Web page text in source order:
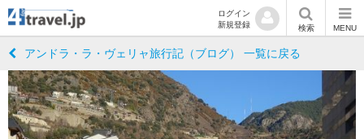
ログイン
新規登録
検索 MENU
アンドラ・ラ・ヴェリャ旅行記（ブログ） 一覧に戻る